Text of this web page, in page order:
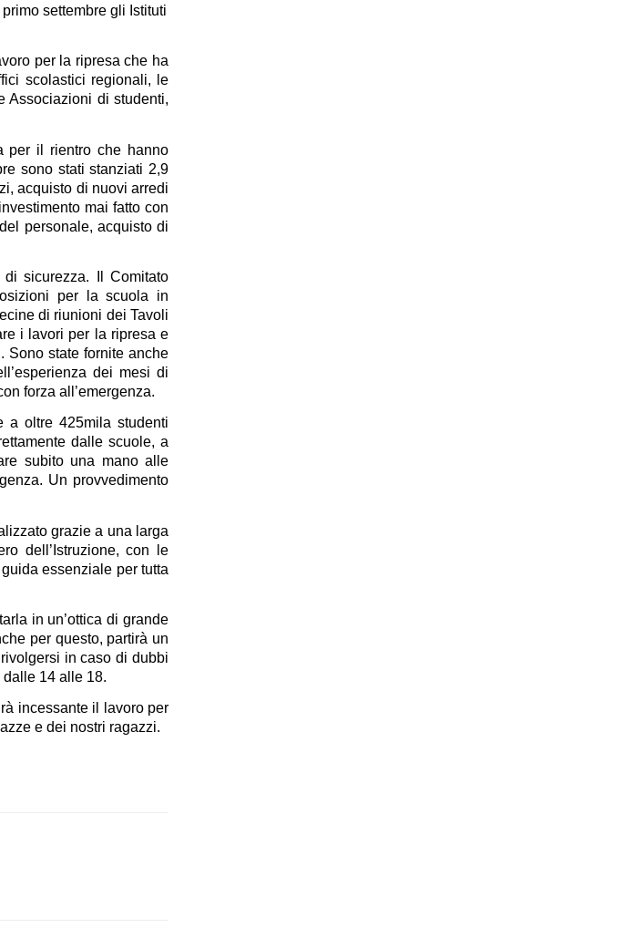
settembre gli Istituti
per la ripresa che ha
scolastici regionali, le
Associazioni di studenti,
per il rientro che hanno
sono stati stanziati 2,9
acquisto di nuovi arredi
mai fatto con
personale, acquisto di
sicurezza. Il Comitato
per la scuola in
di riunioni dei Tavoli
i lavori per la ripresa e
Sono state fornite anche
dei mesi di
forza all’emergenza.
a oltre 425mila studenti
dalle scuole, a
subito una mano alle
Un provvedimento
grazie a una larga
dell’Istruzione, con le
essenziale per tutta
in un’ottica di grande
per questo, partirà un
in caso di dubbi
dalle 14 alle 18.
incessante il lavoro per
e dei nostri ragazzi.